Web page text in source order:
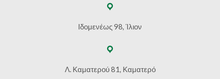
Ιδομενέως 98, Ίλιον
Λ. Καματερού 81, Καματερό